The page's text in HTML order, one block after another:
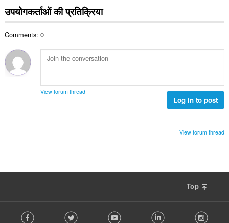
ख्या
:
ग
की
सं
ख्या
उपयोगकर्ताओं की प्रतिक्रिया
Comments: 0
View forum thread
Log in to post
View forum thread
Top
o Facebook Twitter Youtube LinkedIn